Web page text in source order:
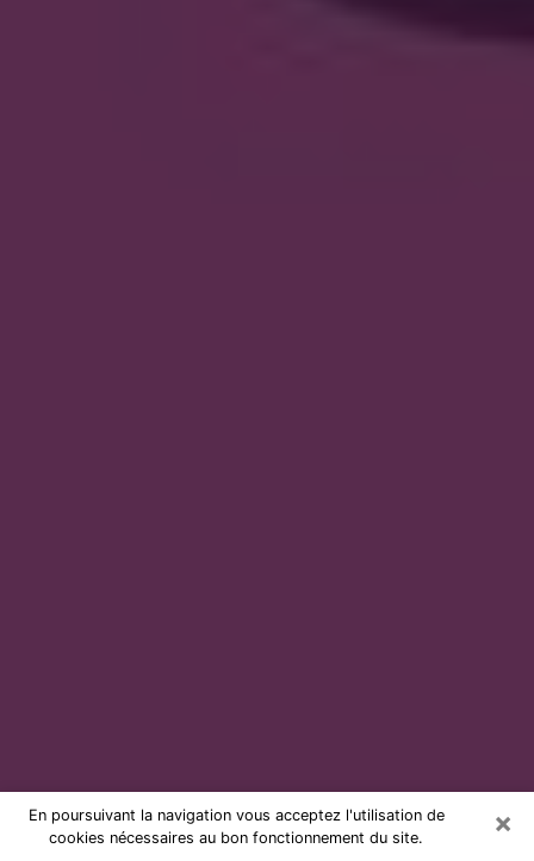
×
En poursuivant la navigation vous acceptez l'utilisation de
cookies nécessaires au bon fonctionnement du site.